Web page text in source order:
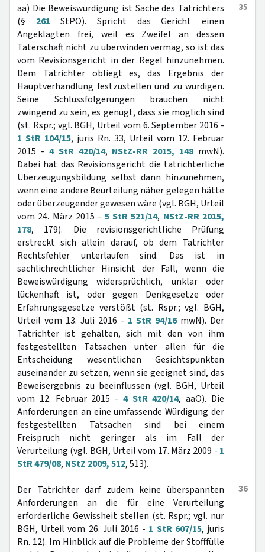
35
aa) Die Beweiswürdigung ist Sache des Tatrichters
(§ 261 StPO). Spricht das Gericht einen
Angeklagten frei, weil es Zweifel an dessen
Täterschaft nicht zu überwinden vermag, so ist das
vom Revisionsgericht in der Regel hinzunehmen.
Dem Tatrichter obliegt es, das Ergebnis der
Hauptverhandlung festzustellen und zu würdigen.
Seine Schlussfolgerungen brauchen nicht
zwingend zu sein, es genügt, dass sie möglich sind
(st. Rspr.; vgl. BGH, Urteil vom 6. September 2016 -
1 StR 104/15, juris Rn. 33, Urteil vom 12. Februar
2015 - 4 StR 420/14, NStZ-RR 2015, 148 mwN).
Dabei hat das Revisionsgericht die tatrichterliche
Überzeugungsbildung selbst dann hinzunehmen,
wenn eine andere Beurteilung näher gelegen hätte
oder überzeugender gewesen wäre (vgl. BGH, Urteil
vom 24. März 2015 - 5 StR 521/14, NStZ-RR 2015,
178, 179). Die revisionsgerichtliche Prüfung
erstreckt sich allein darauf, ob dem Tatrichter
Rechtsfehler unterlaufen sind. Das ist in
sachlichrechtlicher Hinsicht der Fall, wenn die
Beweiswürdigung widersprüchlich, unklar oder
lückenhaft ist, oder gegen Denkgesetze oder
Erfahrungsgesetze verstößt (st. Rspr.; vgl. BGH,
Urteil vom 13. Juli 2016 - 1 StR 94/16mwN). Der
Tatrichter ist gehalten, sich mit den von ihm
festgestellten Tatsachen unter allen für die
Entscheidung wesentlichen Gesichtspunkten
auseinander zu setzen, wenn sie geeignet sind, das
Beweisergebnis zu beeinflussen (vgl. BGH, Urteil
vom 12. Februar 2015 - 4 StR 420/14, aaO). Die
Anforderungen an eine umfassende Würdigung der
festgestellten Tatsachen sind bei einem
Freispruch nicht geringer als im Fall der
Verurteilung (vgl. BGH, Urteil vom 17. März 2009 - 1
StR 479/08, NStZ 2009, 512, 513).
36
Der Tatrichter darf zudem keine überspannten
Anforderungen an die für eine Verurteilung
erforderliche Gewissheit stellen (st. Rspr.; vgl. nur
BGH, Urteil vom 26. Juli 2016 - 1 StR 607/15, juris
Rn. 12). Im Hinblick auf die Probleme der Stofffülle